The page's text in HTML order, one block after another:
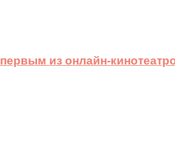
из онлайн-